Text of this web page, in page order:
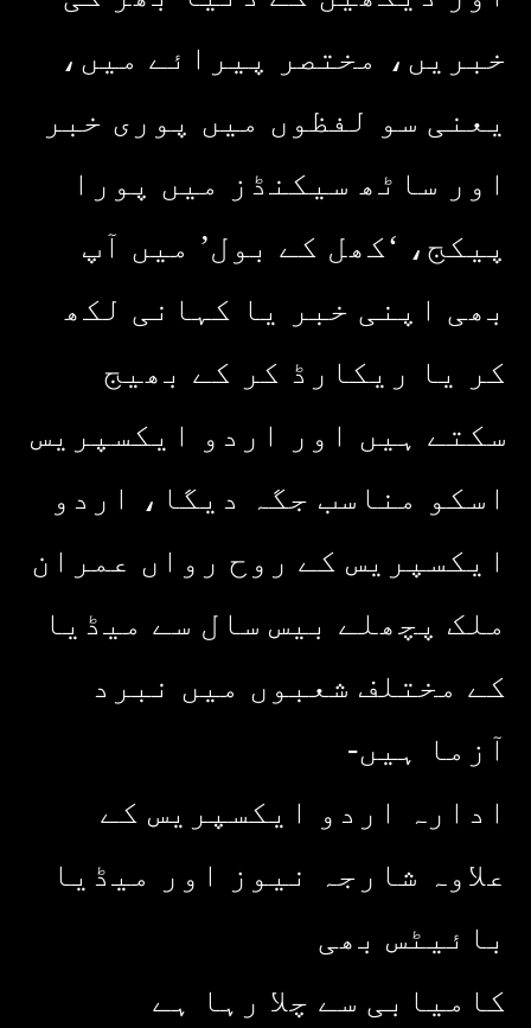
خبریں، مختصر پیرائے میں،
یعنی سو لفظوں میں پوری خبر
اور ساٹھ سیکنڈز میں پورا
پیکج، ‘کھل کے بول’ میں آپ
بھی اپنی خبر یا کہانی لکھ
کر یا ریکارڈ کر کے بھیج
سکتے ہیں اور اردو ایکسپریس
اسکو مناسب جگہ دیگا، اردو
ایکسپریس کے روح رواں عمران
ملک پچھلے بیس سال سے میڈیا
کے مختلف شعبوں میں نبرد
آزما ہیں-
ادارہ اردو ایکسپریس کے
علاوہ شارجہ نیوز اور میڈیا
بائیٹس بھی
کامیابی سے چلا رہا ہے